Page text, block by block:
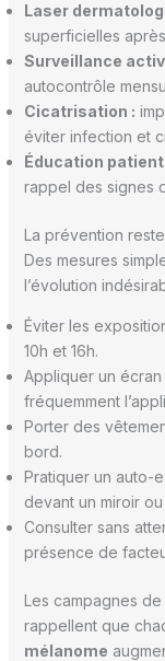
Laser
superficielles
Surveillance
autocontrôle
Cicatrisation :
éviter infection et
Éducation patient
rappel des signes
La prévention
Des mesures
l’évolution
Éviter les
10h et 16h.
Appliquer un
fréquemment
Porter des
bord.
Pratiquer un auto-
devant un miroir
Consulter sans
présence de
Les campagnes de
rappellent que
mélanome